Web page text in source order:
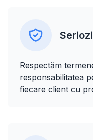
Respectăm
responsabilitatea
fiecare client cu